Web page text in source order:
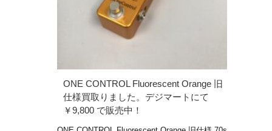
ONE CONTROL Fluorescent Orange 旧
仕様買取りました。デジマートにて
￥9,800 で販売中！